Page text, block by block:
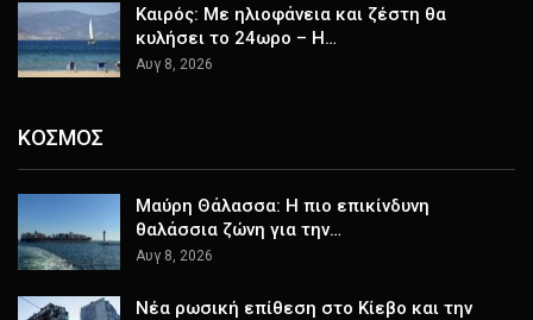
Καιρός: Με ηλιοφάνεια και ζέστη θα
κυλήσει το 24ωρο – Η…
Αυγ 8, 2026
ΚΟΣΜΟΣ
Μαύρη Θάλασσα: Η πιο επικίνδυνη
θαλάσσια ζώνη για την…
Αυγ 8, 2026
Nέα ρωσική επίθεση στο Κίεβο και την